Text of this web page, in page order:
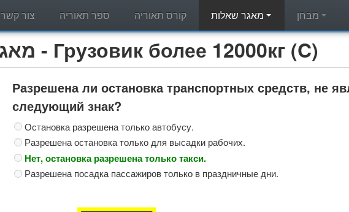
קורס תאוריה ספר תאוריה צור קשר
מאגר שאלות תאוריה - Грузовик более 12000кг (C)
Разрешена ли остановка транспортных средств, не
следующий знак?
Остановка разрешена только автобусу.
Разрешена остановка только для высадки рабочих.
Нет, остановка разрешена только такси.
Разрешена посадка пассажиров только в праздничные дни.